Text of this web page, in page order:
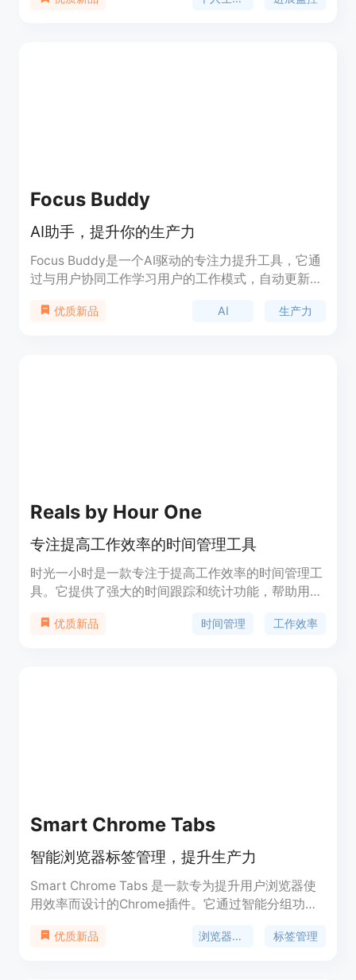
时间追踪，释放你的全部潜力。优化工作流程，监控
Focus Buddy
AI助手，提升你的生产力
Focus Buddy是一个AI驱动的专注力提升工具，它通
过与用户协同工作学习用户的工作模式，自动更新待
它还提供定期的工作效率分析，并即将推出实时辅导
优质新品 AI 生产力
Reals by Hour One
专注提高工作效率的时间管理工具
时光一小时是一款专注于提高工作效率的时间管理工
具。它提供了强大的时间跟踪和统计功能，帮助用户
务管理、提醒功能等，帮助用户更好地管理工作任
优质新品 时间管理 工作效率
Smart Chrome Tabs
智能浏览器标签管理，提升生产力
Smart Chrome Tabs 是一款专为提升用户浏览器使
用效率而设计的Chrome插件。它通过智能分组功
用户保持浏览器窗口的清洁和有序，从而提高工作和
优质新品 浏览器效率 标签管理